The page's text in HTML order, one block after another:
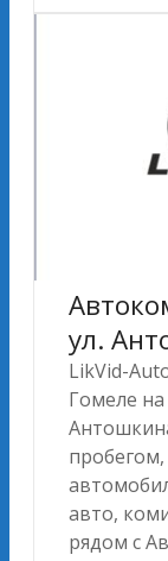
ул.
LikVid-
Гомеле
авто,
рядом с